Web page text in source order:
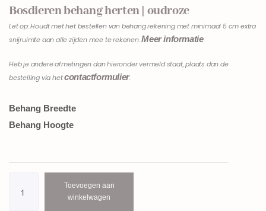
Bosdieren behang herten | oudroze
Let op: Houdt met het bestellen van behang rekening met minimaal 5 cm extra
snijruimte aan alle zijden mee te rekenen.Meer informatie
Heb je andere afmetingen dan hieronder vermeld staat, plaats dan de
bestelling via hetcontactformulier.
Behang Breedte
Behang Hoogte
behang
herten
Toevoegen aan
winkelwagen